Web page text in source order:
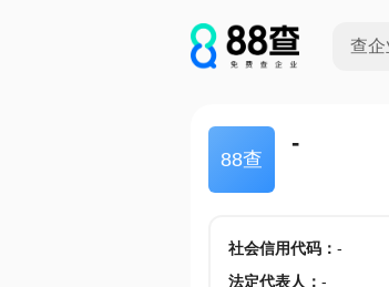
查企
88查
-
社会信用代码： -
法定代表人 ： -